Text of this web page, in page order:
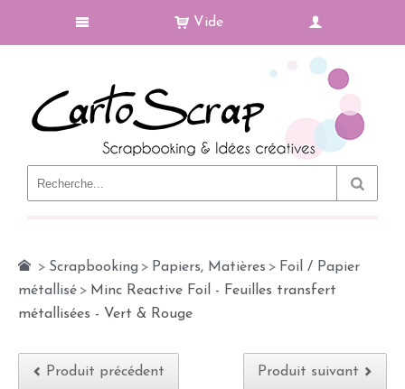
Vide
> Scrapbooking > Papiers, Matières > Foil / Papier
métallisé > Minc Reactive Foil - Feuilles transfert
métallisées - Vert & Rouge
Produit précédent Produit suivant